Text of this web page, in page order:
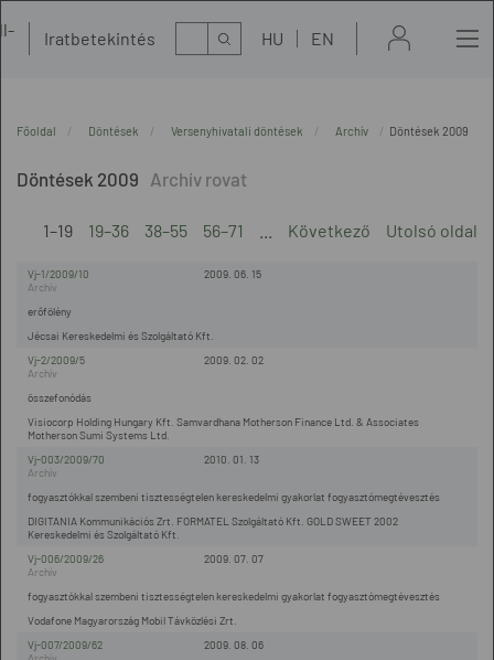
Iratbetekintés Kereső HU EN
Főoldal Döntések Versenyhivatali döntések Archív Döntések 2009
Döntések 2009
1–19 19–36 38–55 56–71 Következő Utolsó oldal
2009. 06. 15
Vj-1/2009/10
Jécsai Kereskedelmi és Szolgáltató Kft.
erőfölény
2009. 02. 02
Vj-2/2009/5
Visiocorp Holding Hungary Kft. Samvardhana Motherson Finance Ltd. & Associates
Motherson Sumi Systems Ltd.
összefonódás
2010. 01. 13
Vj-003/2009/70
DIGITANIA Kommunikációs Zrt. FORMATEL Szolgáltató Kft. GOLD SWEET 2002
Kereskedelmi és Szolgáltató Kft.
fogyasztókkal szembeni tisztességtelen kereskedelmi gyakorlat fogyasztómegtévesztés
2009. 07. 07
Vj-006/2009/26
Vodafone Magyarország Mobil Távközlési Zrt.
fogyasztókkal szembeni tisztességtelen kereskedelmi gyakorlat fogyasztómegtévesztés
2009. 08. 06
Vj-007/2009/62